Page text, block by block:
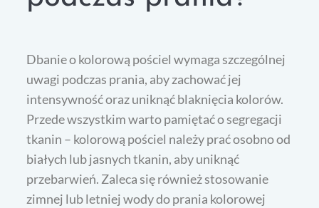
Dbanie o kolorową pościel wymaga szczególnej
uwagi podczas prania, aby zachować jej
intensywność oraz uniknąć blaknięcia kolorów.
Przede wszystkim warto pamiętać o segregacji
tkanin – kolorową pościel należy prać osobno od
białych lub jasnych tkanin, aby uniknąć
przebarwień. Zaleca się również stosowanie
zimnej lub letniej wody do prania kolorowej